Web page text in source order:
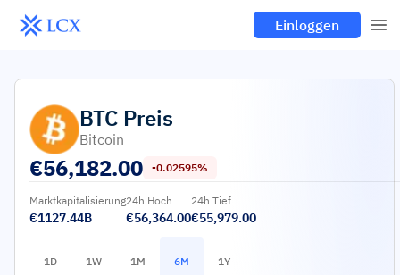
Einloggen
BTC Preis
Bitcoin
€56,182.00 -0.02595%
Marktkapitalisierung
€1127.44B
24h Hoch
€56,364.00
24h Tief
€55,979.00
1D 1W 1M 6M 1Y